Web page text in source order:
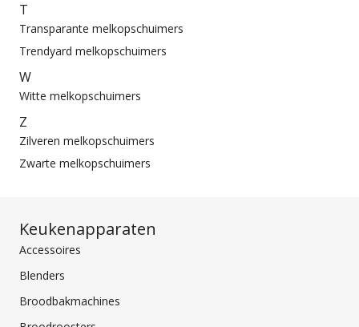
T
Transparante melkopschuimers
Trendyard melkopschuimers
W
Witte melkopschuimers
Z
Zilveren melkopschuimers
Zwarte melkopschuimers
Keukenapparaten
Accessoires
Blenders
Broodbakmachines